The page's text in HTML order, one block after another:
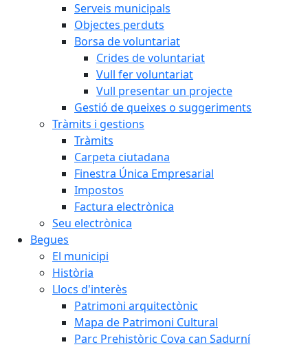
Serveis municipals
Objectes perduts
Borsa de voluntariat
Crides de voluntariat
Vull fer voluntariat
Vull presentar un projecte
Gestió de queixes o suggeriments
Tràmits i gestions
Tràmits
Carpeta ciutadana
Finestra Única Empresarial
Impostos
Factura electrònica
Seu electrònica
Begues
El municipi
Història
Llocs d'interès
Patrimoni arquitectònic
Mapa de Patrimoni Cultural
Parc Prehistòric Cova can Sadurní